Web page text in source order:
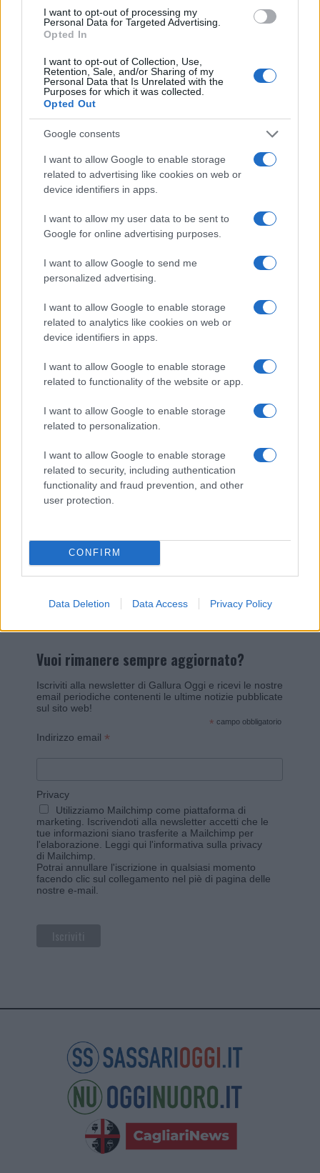
I want to opt-out of processing my
Personal Data for Targeted Advertising.
Opted In
I want to opt-out of Collection, Use,
Retention, Sale, and/or Sharing of my
Personal Data that Is Unrelated with the
Purposes for which it was collected.
Opted Out
Google consents
I want to allow Google to enable storage
related to advertising like cookies on web or
device identifiers in apps.
I want to allow my user data to be sent to
Google for online advertising purposes.
I want to allow Google to send me
personalized advertising.
I want to allow Google to enable storage
related to analytics like cookies on web or
device identifiers in apps.
I want to allow Google to enable storage
related to functionality of the website or app.
I want to allow Google to enable storage
related to personalization.
I want to allow Google to enable storage
related to security, including authentication
functionality and fraud prevention, and other
user protection.
CONFIRM
Data Deletion Data Access Privacy Policy
NECROLOGIE
Mario Malu
Paolo Pinna
Martina Agostina Diturco
I nostri cari
I nostri cari
I nostri cari
Invia un Comunicato Stampa
Vuoi rimanere sempre aggiornato?
Iscriviti alla newsletter di Gallura Oggi e ricevi le nostre
email periodiche contenenti le ultime notizie pubblicate
sul sito web!
* campo obbligatorio
Indirizzo email *
Privacy
Utilizziamo Mailchimp come piattaforma di
marketing. Iscrivendoti alla newsletter accetti che le
tue informazioni siano trasferite a Mailchimp per
l'elaborazione. Leggi qui l'informativa sulla privacy
di Mailchimp
Potrai annullare l'iscrizione in qualsiasi momento
facendo clic sul collegamento nel piè di pagina delle
nostre e-mail.